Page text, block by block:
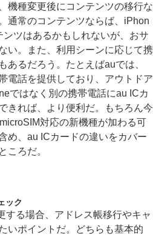
機種変更後にコンテンツの移行な
通常のコンテンツならば、iPhon
ツはあるかもしれないが、おサ
い。また、利用シーンに応じて携
あるだろう。たとえばauでは、
電話を提供しており、アウトドア
ではなく別の携帯電話にau ICカ
きれば、より便利だ。もちろん今
対応の新機種が加わる可
め、au ICカードの違いをカバー
ころだ。
ック
る場合、アドレス帳移行やキャ
いポイントだ。どちらも基本的